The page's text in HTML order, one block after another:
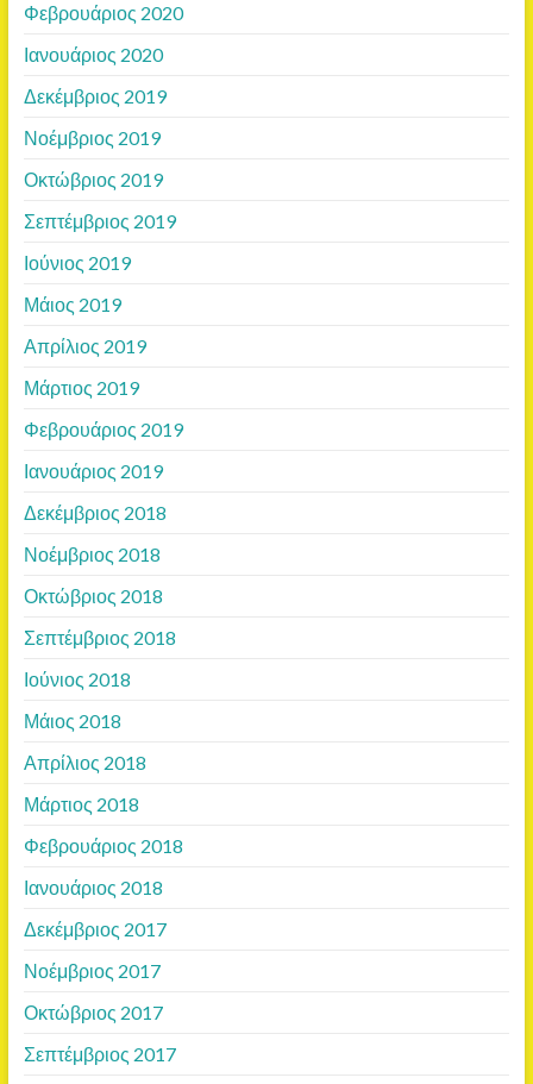
Φεβρουάριος 2020
Ιανουάριος 2020
Δεκέμβριος 2019
Νοέμβριος 2019
Οκτώβριος 2019
Σεπτέμβριος 2019
Ιούνιος 2019
Μάιος 2019
Απρίλιος 2019
Μάρτιος 2019
Φεβρουάριος 2019
Ιανουάριος 2019
Δεκέμβριος 2018
Νοέμβριος 2018
Οκτώβριος 2018
Σεπτέμβριος 2018
Ιούνιος 2018
Μάιος 2018
Απρίλιος 2018
Μάρτιος 2018
Φεβρουάριος 2018
Ιανουάριος 2018
Δεκέμβριος 2017
Νοέμβριος 2017
Οκτώβριος 2017
Σεπτέμβριος 2017